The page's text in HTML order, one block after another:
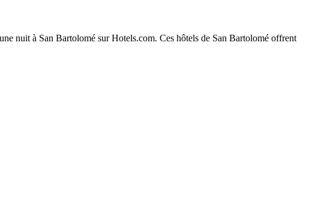
nuit à San Bartolomé sur Hotels.com. Ces hôtels de San Bartolomé offrent